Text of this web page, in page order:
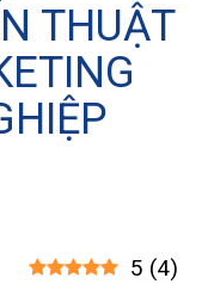
THUẬT
5 (4)